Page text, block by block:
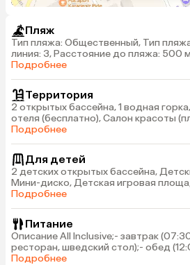
Пляж
Тип пляжа: Общественный, Тип
линия: 3, Расстояние до пляжа: 500 м
Подробнее
Территория
2 открытых бассейна, 1 водная
отеля (бесплатно), Салон красоты
Подробнее
Для детей
2 детских открытых бассейна,
Мини-диско, Детская игровая
Подробнее
Питание
Описание All Inclusive;- завтрак
ресторан, шведский стол);- обед
ресторан, шведский стол);- ужин
Подробнее